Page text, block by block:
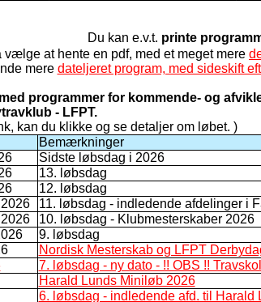
Du kan e.v.t. printe
vælge at hente en pdf, med et meget mere
mere dateljeret program, med sideskift
programmer for kommende- og
- LFPT.
kan du klikke og se detaljer om løbet. )
Bemærkninger
Sidste løbsdag i 2026
13. løbsdag
12. løbsdag
11. løbsdag - indledende afdelinger i
10. løbsdag - Klubmesterskaber 2026
9. løbsdag
Nordisk Mesterskab og LFPT
7. løbsdag - ny dato - !! OBS !!
Harald Lunds Miniløb 2026
6. løbsdag - indledende afd. til Harald